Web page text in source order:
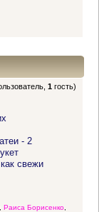
1 гость)
- 2
свежи
Раиса Борисенко,